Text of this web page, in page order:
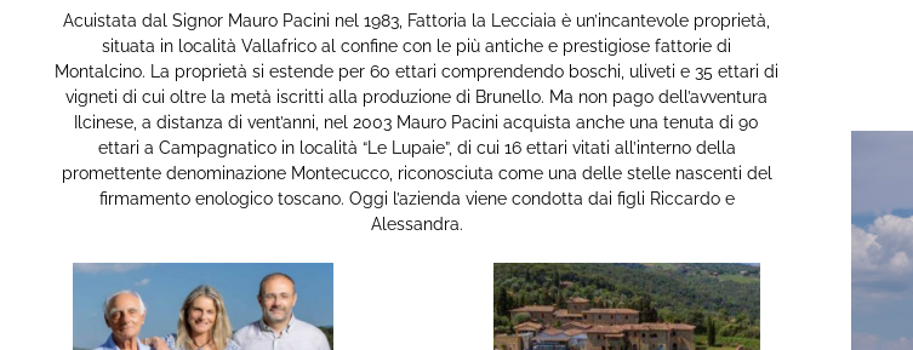
Acuistata dal Signor Mauro Pacini nel 1983, Fattoria la Lecciaia è un’incantevole proprietà,
situata in località Vallafrico al confine con le più antiche e prestigiose fattorie di
Montalcino. La proprietà si estende per 60 ettari comprendendo boschi, uliveti e 35 ettari di
vigneti di cui oltre la metà iscritti alla produzione di Brunello. Ma non pago dell’avventura
Ilcinese, a distanza di vent’anni, nel 2003 Mauro Pacini acquista anche una tenuta di 90
ettari a Campagnatico in località “Le Lupaie”, di cui 16 ettari vitati all’interno della
promettente denominazione Montecucco, riconosciuta come una delle stelle nascenti del
firmamento enologico toscano. Oggi l’azienda viene condotta dai figli Riccardo e
Alessandra.